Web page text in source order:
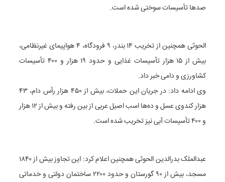
صدها تأسیسات سوختی شده است.
الحوثی همچنین از تخریب ۱۴ بندر، ۹ فرودگاه، ۴ هواپیمای غیرنظامی،
بیش از ۱۵ هزار تأسیسات غذایی و حدود ۱۹ هزار و ۴۰۰ تأسیسات
کشاورزی و دامی خبر داد.
وی ادامه داد: در جریان این حملات، بیش از ۴۵۰ هزار رأس دام، ۴۳
هزار کندوی عسل و ده‌ها اسب اصیل عربی از بین رفته و بیش از ۱۲ هزار
و ۴۰۰ تأسیسات آبی نیز تخریب شده است.
عبدالملک بدرالدین الحوثی همچنین اعلام کرد: این تجاوز بیش از ۱۸۴۰
مسجد، بیش از ۹۰ گورستان و حدود ۲۲۰۰ ساختمان دولتی و خدماتی